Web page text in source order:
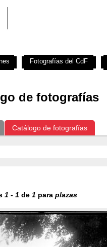
de fotografías
Catálogo de fotografías
1 - 1 de 1 para plazas
Fotografías del CdF